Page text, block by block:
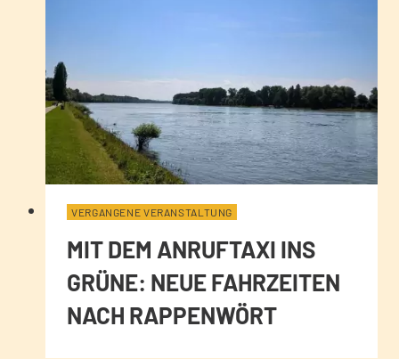
VERGANGENE VERANSTALTUNG
MIT DEM ANRUFTAXI INS
GRÜNE: NEUE FAHRZEITEN
NACH RAPPENWÖRT